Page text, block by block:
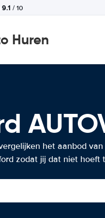
9.1 / 10
Huren
het aanbod van
zodat jij dat niet hoeft